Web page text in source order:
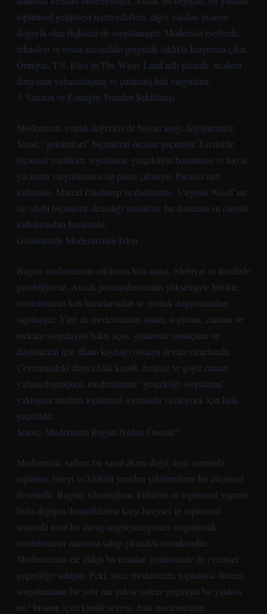
toplumsal gelişmeyi işaret ederken, diğer yandan insanın
doğayla olan ilişkisini de sorgulamıştır. Modernist eserlerde,
teknoloji ve insan arasındaki gerginlik sıklıkla karşımıza çıkar.
Örneğin, T.S. Eliot’ın The Waste Land adlı şiirinde, modern
dünyanın yabancılaşmış ve çürümüş hali vurgulanır.
5. Sanatın ve Estetiğin Yeniden Şekillenişi
Modernizm, estetik değerleri de baştan aşağı değiştirmiştir.
Sanat, “geleneksel” biçimlerin ötesine geçmiştir. Eserlerde
biçimsel yenilikler, soyutlama, gerçekliğin bozulması ve hayal
gücünün vurgulanması ön plana çıkmıştır. Picasso’nun
kübizmle, Marcel Duchamp’ın dadaizmle, Virginia Woolf’un
ise edebi biçimlerle denediği yenilikler, bu dönemin en önemli
katkılarından bazılarıdır.
Günümüzde Modernizmin İzleri
Bugün modernizmin etkilerini hala sanat, edebiyat ve felsefede
görebiliyoruz. Ancak postmodernizmin yükselişiyle birlikte,
modernizmin katı kurallarından ve mutlak doğrularından
sapılmıştır. Yine de modernizmin insanı, toplumu, zamanı ve
mekânı sorgulayan bakış açısı, günümüz sanatçıları ve
düşünürleri için ilham kaynağı olmaya devam etmektedir.
Çevremizdeki dünya hâlâ kaotik, belirsiz ve çoğu zaman
yabancılaşmışken, modernizmin “gerçekliği sorgulama”
yaklaşımı modern toplumsal sorunlarla yüzleşmek için hâlâ
geçerlidir.
Sonuç: Modernizm Bugün Neden Önemli?
Modernizm, sadece bir sanat akımı değil, aynı zamanda
toplumu, bireyi ve kültürü yeniden şekillendiren bir düşünsel
devrimdir. Bugün, teknolojinin, kültürün ve toplumsal yapının
hızla değişen dinamiklerine karşı bireysel ve toplumsal
anlamda nasıl bir duruş sergileyeceğimizi sorgulamak,
modernizmin mirasına sahip çıkmakla mümkündür.
Modernizmin ele aldığı bu temalar, günümüzde de evrensel
geçerliliğe sahiptir. Peki, sizce modernizm, toplumsal düzeni
sorgulamanın bir yolu mu yoksa sadece geçmişin bir yankısı
mı? İnsanın içsel kimlik arayışı, hala modernizmin